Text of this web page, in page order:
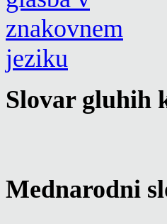
Slovar gluhih
Mednarodni